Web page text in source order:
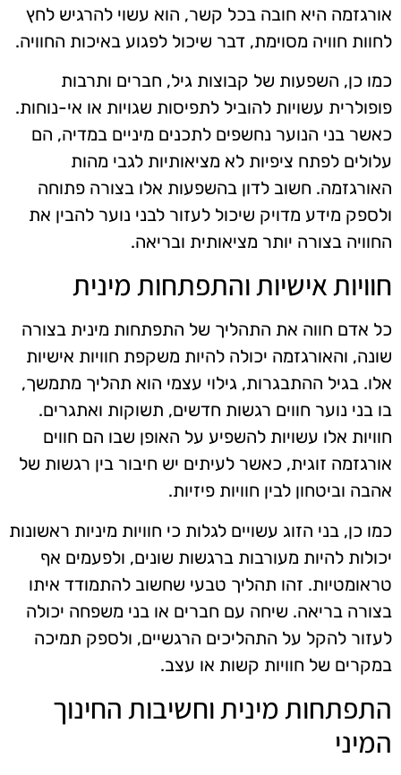
אורגזמה היא חובה בכל קשר, הוא עשוי להרגיש לחץ
לחוות חוויה מסוימת, דבר שיכול לפגוע באיכות החוויה.
כמו כן, השפעות של קבוצות גיל, חברים ותרבות
פופולרית עשויות להוביל לתפיסות שגויות או אי-נוחות.
כאשר בני הנוער נחשפים לתכנים מיניים במדיה, הם
עלולים לפתח ציפיות לא מציאותיות לגבי מהות
האורגזמה. חשוב לדון בהשפעות אלו בצורה פתוחה
ולספק מידע מדויק שיכול לעזור לבני נוער להבין את
החוויה בצורה יותר מציאותית ובריאה.
חוויות אישיות והתפתחות מינית
כל אדם חווה את התהליך של התפתחות מינית בצורה
שונה, והאורגזמה יכולה להיות משקפת חוויות אישיות
אלו. בגיל ההתבגרות, גילוי עצמי הוא תהליך מתמשך,
בו בני נוער חווים רגשות חדשים, תשוקות ואתגרים.
חוויות אלו עשויות להשפיע על האופן שבו הם חווים
אורגזמה זוגית, כאשר לעיתים יש חיבור בין רגשות של
אהבה וביטחון לבין חוויות פיזיות.
כמו כן, בני הזוג עשויים לגלות כי חוויות מיניות ראשונות
יכולות להיות מעורבות ברגשות שונים, ולפעמים אף
טראומטיות. זהו תהליך טבעי שחשוב להתמודד איתו
בצורה בריאה. שיחה עם חברים או בני משפחה יכולה
לעזור להקל על התהליכים הרגשיים, ולספק תמיכה
במקרים של חוויות קשות או עצב.
התפתחות מינית וחשיבות החינוך
המיני